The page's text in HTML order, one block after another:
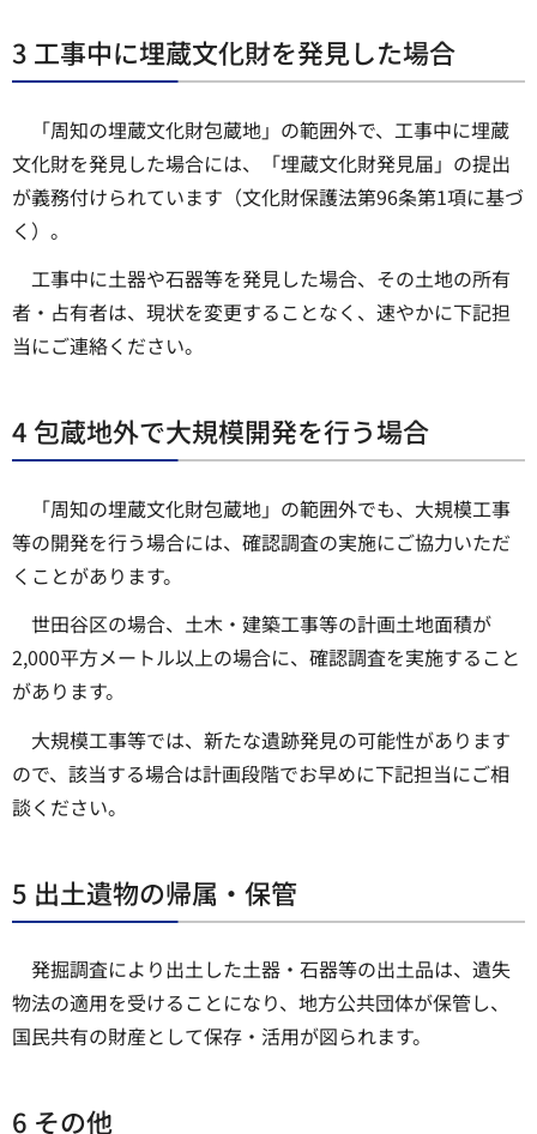
3 工事中に埋蔵文化財を発見した場合
「周知の埋蔵文化財包蔵地」の範囲外で、工事中に埋蔵
文化財を発見した場合には、「埋蔵文化財発見届」の提出
が義務付けられています（文化財保護法第96条第1項に基づ
く）。
工事中に土器や石器等を発見した場合、その土地の所有
者・占有者は、現状を変更することなく、速やかに下記担
当にご連絡ください。
4 包蔵地外で大規模開発を行う場合
「周知の埋蔵文化財包蔵地」の範囲外でも、大規模工事
等の開発を行う場合には、確認調査の実施にご協力いただ
くことがあります。
世田谷区の場合、土木・建築工事等の計画土地面積が
2,000平方メートル以上の場合に、確認調査を実施すること
があります。
大規模工事等では、新たな遺跡発見の可能性があります
ので、該当する場合は計画段階でお早めに下記担当にご相
談ください。
5 出土遺物の帰属・保管
発掘調査により出土した土器・石器等の出土品は、遺失
物法の適用を受けることになり、地方公共団体が保管し、
国民共有の財産として保存・活用が図られます。
6 その他